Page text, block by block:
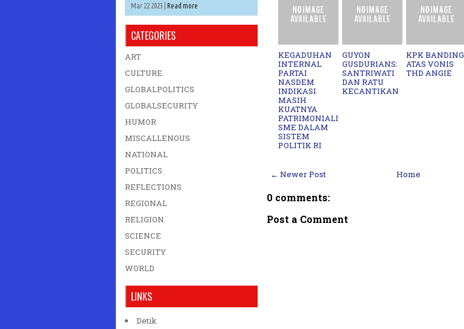
KEGADUHAN
INTERNAL
PARTAI
NASDEM
INDIKASI
MASIH
KUATNYA
PATRIMONIALI
SME DALAM
SISTEM
POLITIK RI
GUYON
GUSDURIANS:
SANTRIWATI
DAN RATU
KECANTIKAN
KPK BANDING
ATAS VONIS
THD ANGIE
← Newer Post Home
0 comments:
Post a Comment
Mar 22 2023 | Read more
CATEGORIES
ART
CULTURE
GLOBALPOLITICS
GLOBALSECURITY
HUMOR
MISCALLENOUS
NATIONAL
POLITICS
REFLECTIONS
REGIONAL
RELIGION
SCIENCE
SECURITY
WORLD
LINKS
Detik